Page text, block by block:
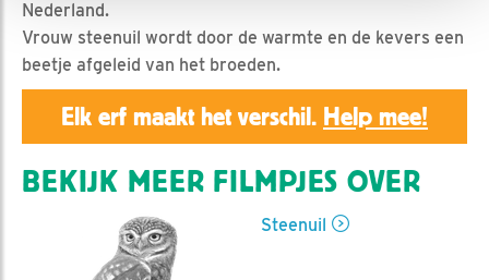
Nederland.
Vrouw steenuil wordt door de warmte en de kevers een
beetje afgeleid van het broeden.
Elk erf maakt het verschil. Help mee!
BEKIJK MEER FILMPJES OVER
Steenuil